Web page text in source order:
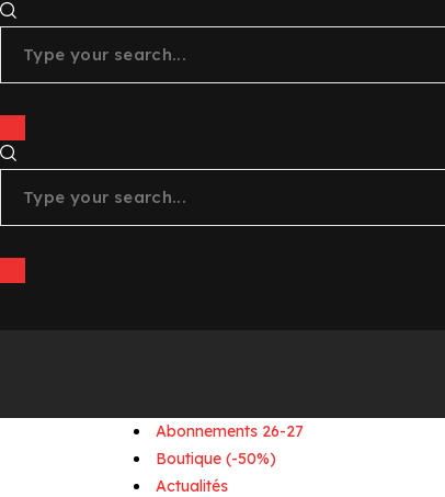
x
Abonnements 26-27
Boutique (-50%)
Actualités